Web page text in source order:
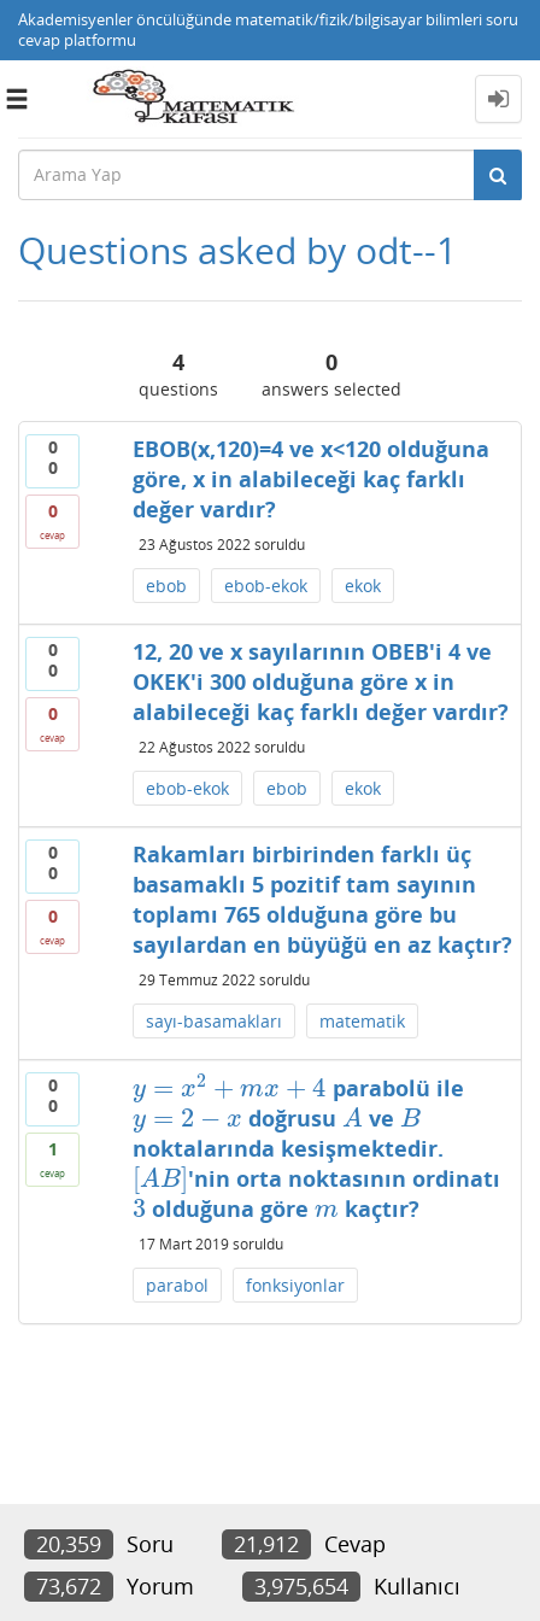
Akademisyenler öncülüğünde matematik/fizik/bilgisayar bilimleri soru
cevap platformu
Toggle
Questions asked by odt--1
4
questions
0
answers selected
0
0
0
cevap
EBOB(x,120)=4 ve x<120 olduğuna
göre, x in alabileceği kaç farklı
değer vardır?
23 Ağustos 2022 soruldu
ebob ebob-ekok ekok
0
0
0
cevap
12, 20 ve x sayılarının OBEB'i 4 ve
OKEK'i 300 olduğuna göre x in
alabileceği kaç farklı değer vardır?
22 Ağustos 2022 soruldu
ebob-ekok ebob ekok
0
0
0
cevap
Rakamları birbirinden farklı üç
basamaklı 5 pozitif tam sayının
toplamı 765 olduğuna göre bu
sayılardan en büyüğü en az kaçtır?
29 Temmuz 2022 soruldu
sayı-basamakları matematik
0
0
1
cevap
y = x2 + mx + 4
y=x2 +m x+ 4 parabolü ile
y = 2 − x
y=2− x doğrusu A
A ve B
B
noktalarında kesişmektedir.
[AB]
AB] 'nin orta noktasının ordinatı
3
3olduğuna göre m
m kaçtır?
17 Mart 2019 soruldu
parabol fonksiyonlar
20,359 Soru 21,912
Cevap
73,672
Yorum 3,975,654 Kullanıcı